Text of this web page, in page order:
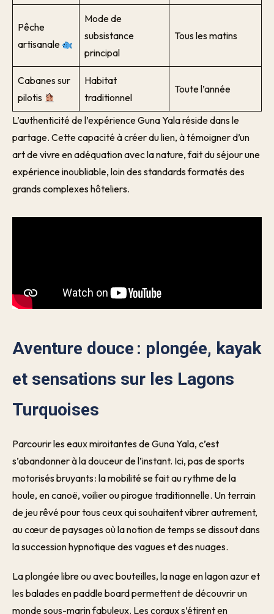
Pêche
artisanale
Mode de
subsistance
principal
Tous les matins
Cabanes sur
pilotis
Habitat
traditionnel
Toute l’année
L’authenticité de l’expérience Guna Yala réside dans le
partage. Cette capacité à créer du lien, à témoigner d’un
art de vivre en adéquation avec la nature, fait du séjour une
expérience inoubliable, loin des standards formatés des
grands complexes hôteliers.
Aventure douce : plongée, kayak
et sensations sur les Lagons
Turquoises
Parcourir les eaux miroitantes de Guna Yala, c’est
s’abandonner à la douceur de l’instant. Ici, pas de sports
motorisés bruyants : la mobilité se fait au rythme de la
houle, en canoë, voilier ou pirogue traditionnelle. Un terrain
de jeu rêvé pour tous ceux qui souhaitent vibrer autrement,
au cœur de paysages où la notion de temps se dissout dans
la succession hypnotique des vagues et des nuages.
La plongée libre ou avec bouteilles, la nage en lagon azur et
les balades en paddle board permettent de découvrir un
monde sous-marin fabuleux. Les coraux s’étirent en